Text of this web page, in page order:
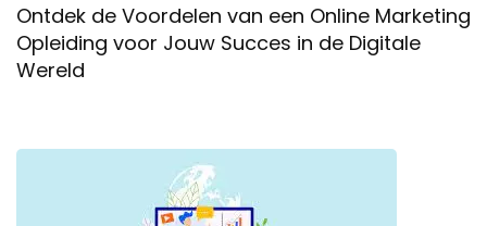
Ontdek de Voordelen van een Online Marketing
Opleiding voor Jouw Succes in de Digitale
Wereld